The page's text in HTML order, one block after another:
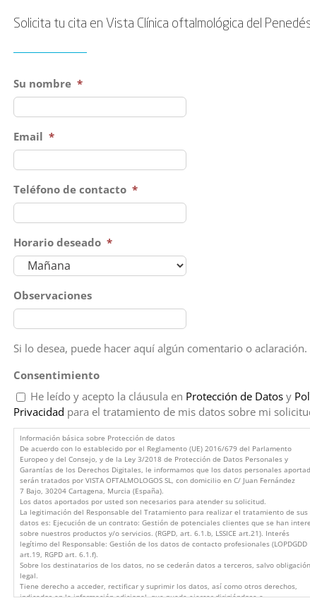
Solicita tu cita en Vista Clínica oftalmológica del
Su nombre *
Email *
Teléfono de contacto *
Horario deseado *
Observaciones
Si lo desea, puede hacer aquí algún comentario o aclaración.
Consentimiento
He leído y acepto la cláusula en Protección de Datosy
Privacidad para el tratamiento de mis datos sobre mi
Información básica sobre Protección de datos
De acuerdo con lo establecido por el Reglamento (UE) 2016/679 del Parlamento
Europeo y del Consejo, y de la Ley 3/2018 de Protección de Datos Personales y
Garantías de los Derechos Digitales, le informamos que los datos personales
serán tratados por VISTA OFTALMOLOGOS SL, con domicilio en C/ Juan Fernández
7 Bajo, 30204 Cartagena, Murcia (España).
Los datos aportados por usted son necesarios para atender su solicitud.
La legitimación del Responsable del Tratamiento para realizar el tratamiento de sus
datos es: Ejecución de un contrato: Gestión de potenciales clientes que se han
sobre nuestros productos y/o servicios. (RGPD, art. 6.1.b, LSSICE art.21). Interés
legítimo del Responsable: Gestión de los datos de contacto profesionales (LOPDGDD
art.19, RGPD art. 6.1.f).
Sobre los destinatarios de los datos, no se cederán datos a terceros, salvo obligación
legal.
Tiene derecho a acceder, rectificar y suprimir los datos, así como otros derechos,
indicados en la información adicional, que puede ejercer dirigiéndose a